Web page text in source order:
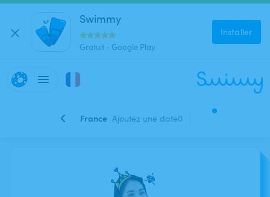
Swimmy
Gratuit - Google Play
Installer
France Ajoutez une date0